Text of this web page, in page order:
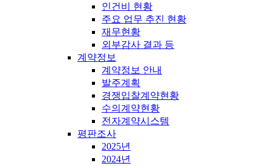
인건비 현황
주요 업무 추진 현황
재무현황
외부감사 결과 등
계약정보
계약정보 안내
발주계획
경쟁입찰계약현황
수의계약현황
전자계약시스템
평판조사
2025년
2024년